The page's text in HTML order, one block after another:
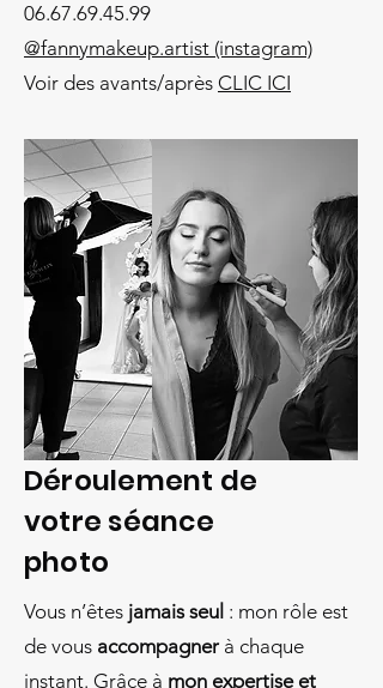
06.67.69.45.99
@fannymakeup.artist (instagram)
Voir des avants/après CLIC ICI
Déroulement de
votre séance
photo
Vous n’êtes jamais seul : mon rôle est
de vous accompagner à chaque
instant. Grâce à mon expertise et